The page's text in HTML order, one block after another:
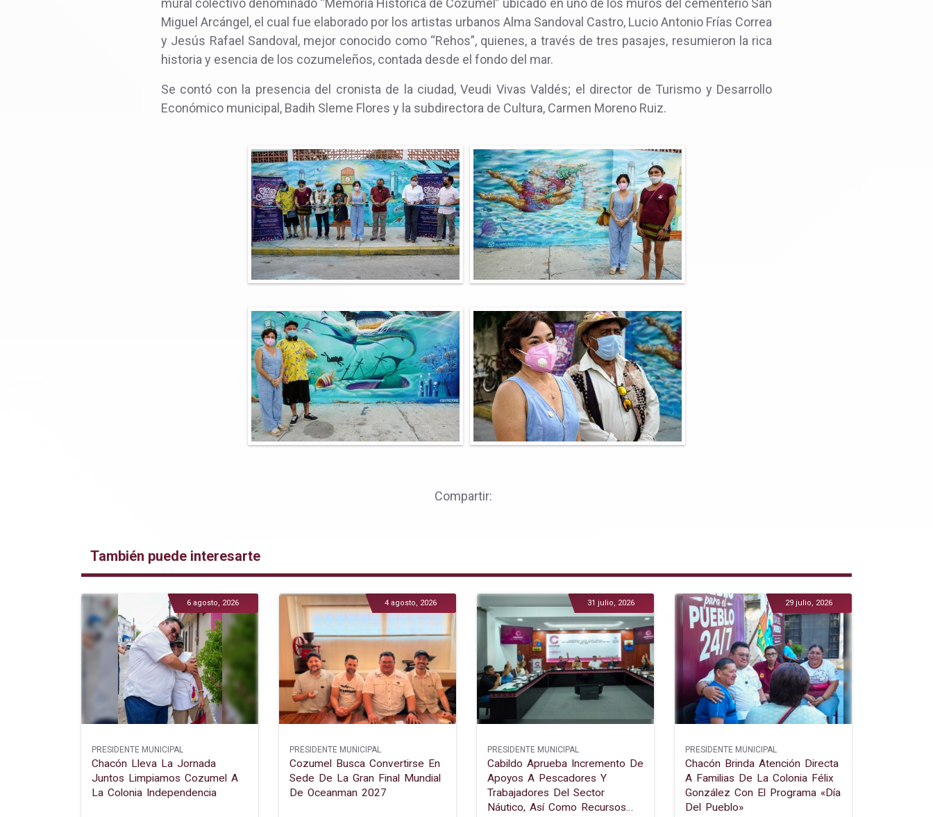
mural colectivo denominado “Memoria Histórica de Cozumel” ubicado en uno de los muros del cementerio San
Miguel Arcángel, el cual fue elaborado por los artistas urbanos Alma Sandoval Castro, Lucio Antonio Frías Correa
y Jesús Rafael Sandoval, mejor conocido como “Rehos”, quienes, a través de tres pasajes, resumieron la rica
historia y esencia de los cozumeleños, contada desde el fondo del mar.
Se contó con la presencia del cronista de la ciudad, Veudi Vivas Valdés; el director de Turismo y Desarrollo
Económico municipal, Badih Sleme Flores y la subdirectora de Cultura, Carmen Moreno Ruiz.
Compartir:
También puede interesarte
6 agosto, 2026
PRESIDENTE MUNICIPAL
Chacón Lleva La Jornada
Juntos Limpiamos Cozumel A
La Colonia Independencia
4 agosto, 2026
PRESIDENTE MUNICIPAL
Cozumel Busca Convertirse En
Sede De La Gran Final Mundial
De Oceanman 2027
31 julio, 2026
PRESIDENTE MUNICIPAL
Cabildo Aprueba Incremento De
Apoyos A Pescadores Y
Trabajadores Del Sector
Náutico, Así Como Recursos
29 julio, 2026
PRESIDENTE MUNICIPAL
Chacón Brinda Atención Directa
A Familias De La Colonia Félix
González Con El Programa «día
Del Pueblo»